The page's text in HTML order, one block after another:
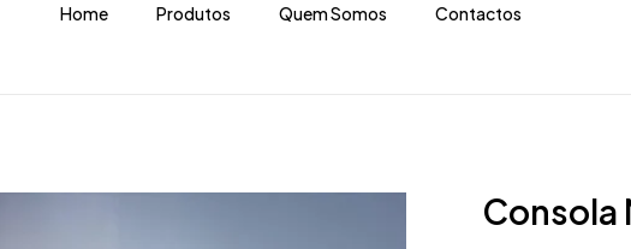
Home Produtos Quem Somos Contactos
Consola